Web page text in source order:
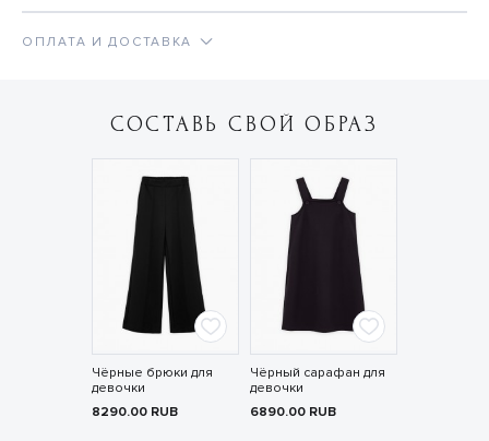
ОПЛАТА И ДОСТАВКА
СОСТАВЬ СВОЙ ОБРАЗ
Чёрные брюки для
девочки
8290.00 RUB
Чёрный сарафан для
девочки
6890.00 RUB